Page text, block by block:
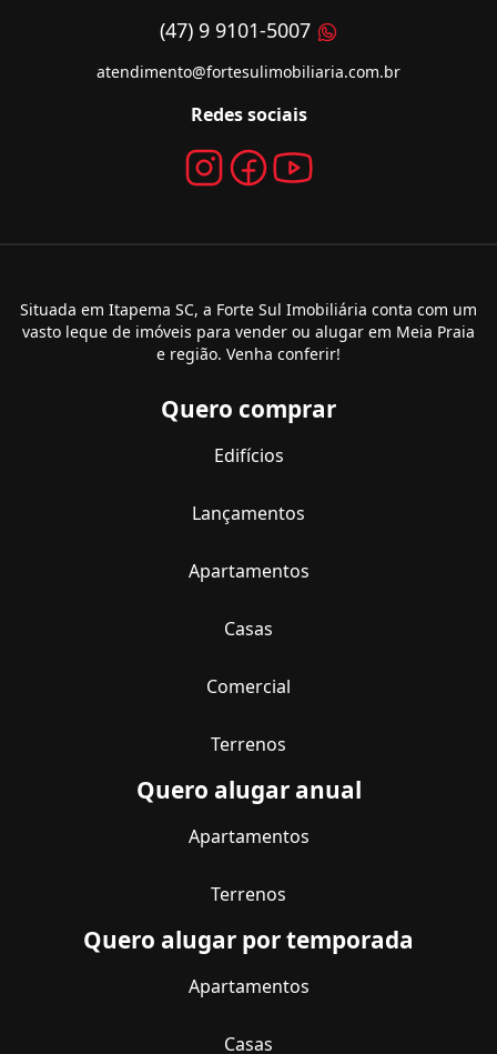
(47) 9 9101-5007
atendimento@fortesulimobiliaria.com.br
Redes sociais
Situada em Itapema SC, a Forte Sul Imobiliária conta com um
vasto leque de imóveis para vender ou alugar em Meia Praia
e região. Venha conferir!
Quero comprar
Edifícios
Lançamentos
Apartamentos
Casas
Comercial
Terrenos
Quero alugar anual
Apartamentos
Terrenos
Quero alugar por temporada
Apartamentos
Casas